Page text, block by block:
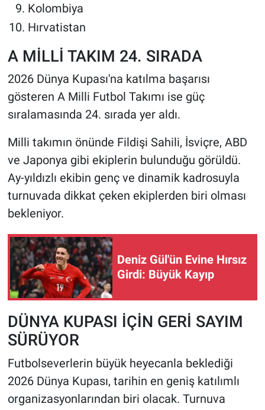
Kolombiya
Hırvatistan
A MİLLİ TAKIM 24. SIRADA
2026 Dünya Kupası'na katılma başarısı
gösteren A Milli Futbol Takımı ise güç
sıralamasında 24. sırada yer aldı.
Milli takımın önünde Fildişi Sahili, İsviçre, ABD
ve Japonya gibi ekiplerin bulunduğu görüldü.
Ay-yıldızlı ekibin genç ve dinamik kadrosuyla
turnuvada dikkat çeken ekiplerden biri olması
bekleniyor.
Deniz Gül'ün Evine Hırsız
Girdi: Büyük Kayıp
DÜNYA KUPASI İÇİN GERİ SAYIM
SÜRÜYOR
Futbolseverlerin büyük heyecanla beklediği
2026 Dünya Kupası, tarihin en geniş katılımlı
organizasyonlarından biri olacak. Turnuva